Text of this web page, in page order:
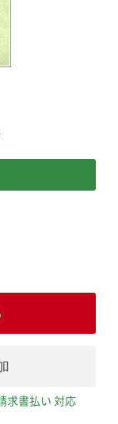
求書払い 対応